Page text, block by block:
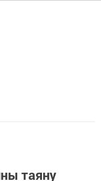
таяну